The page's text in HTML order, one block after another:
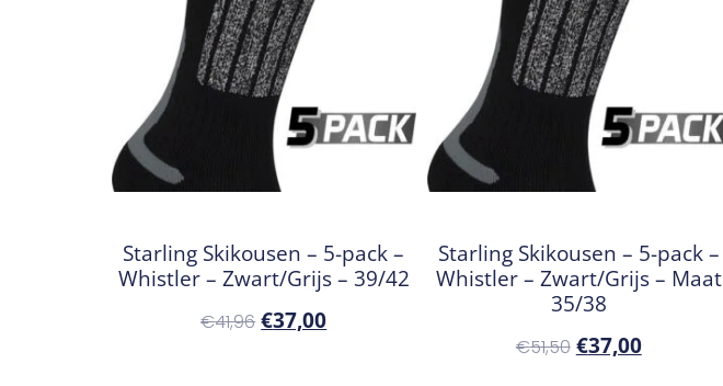
Starling Skikousen – 5-pack –
Whistler – Zwart/Grijs – 39/42
€41,96 €37,00
Starling Skikousen – 5-pack –
Whistler – Zwart/Grijs – Maat
35/38
€51,50 €37,00